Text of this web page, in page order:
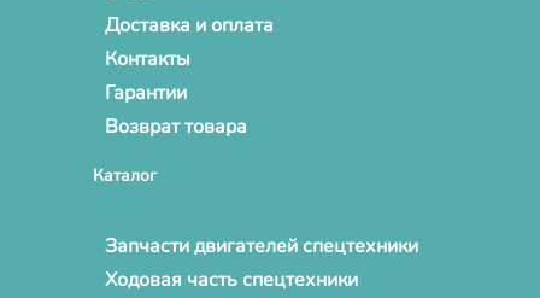
Доставка и оплата
Контакты
Гарантии
Возврат товара
Каталог
Запчасти двигателей спецтехники
Ходовая часть спецтехники